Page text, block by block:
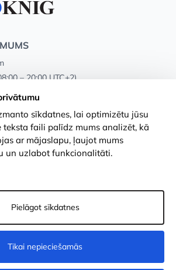
– 20:00 UTC+2)
69d, LV-1082
Privātuma politika
Noteikumi un nosacījumi
Preču atgriešanās
Sīkdatņu iestatījumi
sīkdatnes, lai optimizētu jūsu
teksta faili palīdz mums analizēt, kā
ar mājaslapu, ļaujot mums
un uzlabot funkcionalitāti.
Pielāgot sīkdatnes
Tikai nepieciešamās